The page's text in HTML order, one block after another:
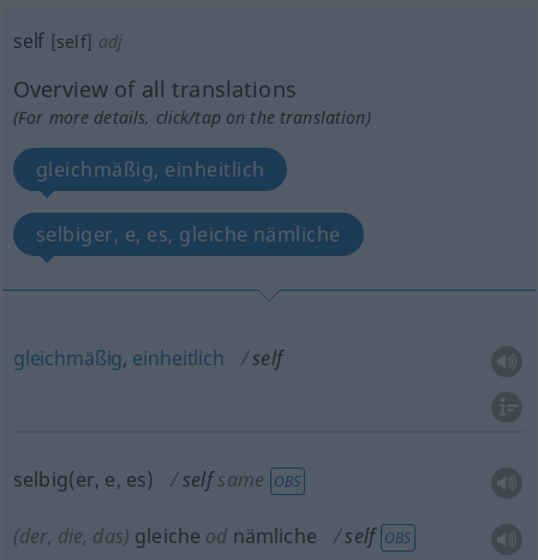
self [self] adj
Overview of all translations
(For more details, click/tap on the translation)
gleichmäßig, einheitlich
selbiger, e, es, gleiche nämliche
gleichmäßig, einheitlich self
selbig(er, e, es) self same OBS
(der, die, das) gleiche od nämliche self OBS